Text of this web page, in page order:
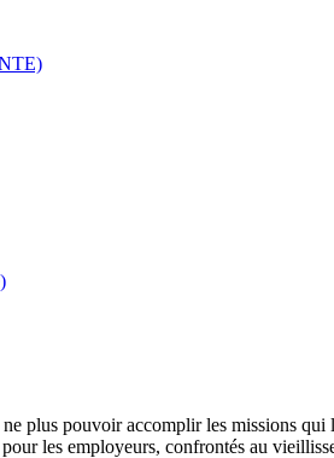
plus pouvoir accomplir les missions
les employeurs, confrontés au